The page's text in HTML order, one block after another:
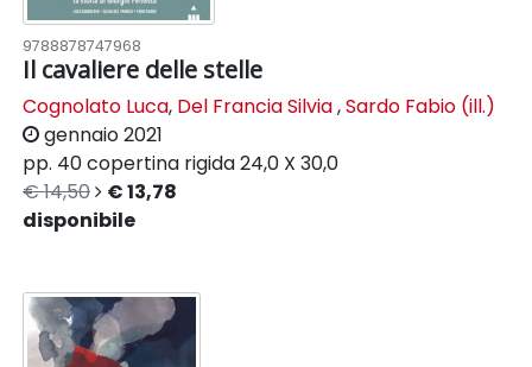
9788878747968
Il cavaliere delle stelle
Cognolato Luca, Del Francia Silvia,Sardo Fabio (ill.)
gennaio 2021
pp. 40copertina rigida24,0 X 30,0
€ 14,50
€ 13,78
disponibile